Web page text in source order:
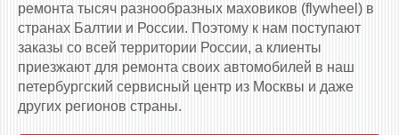
ремонта тысяч разнообразных маховиков (flywheel) в
странах Балтии и России. Поэтому к нам поступают
заказы со всей территории России, а клиенты
приезжают для ремонта своих автомобилей в наш
петербургский сервисный центр из Москвы и даже
других регионов страны.